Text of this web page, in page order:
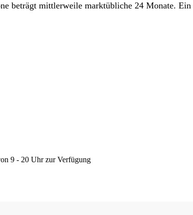
beträgt mittlerweile marktübliche 24 Monate. Ein
9 - 20 Uhr zur Verfügung